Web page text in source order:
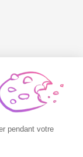
de 9h à 18h